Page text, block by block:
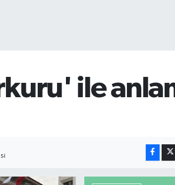
ile